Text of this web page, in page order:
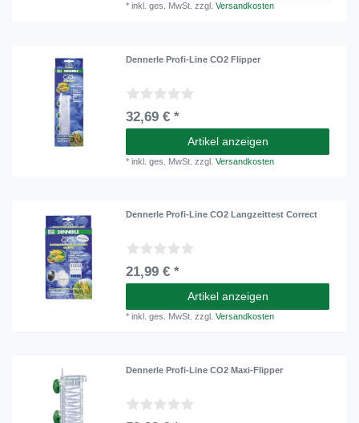
*inkl. ges. MwSt. zzgl.Versandkosten
Dennerle Profi-Line CO2 Flipper
32,69 € *
Artikel anzeigen
*inkl. ges. MwSt. zzgl.Versandkosten
Dennerle Profi-Line CO2 Langzeittest Correct
21,99 € *
Artikel anzeigen
*inkl. ges. MwSt. zzgl.Versandkosten
Dennerle Profi-Line CO2 Maxi-Flipper